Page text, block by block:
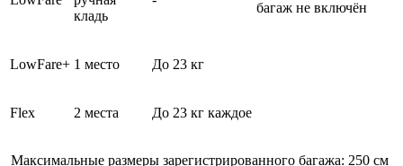
кладь
багаж не включён
LowFare+ 1 место До 23 кг
Flex 2 места До 23 кг каждое
Максимальные размеры зарегистрированного багажа: 250 см